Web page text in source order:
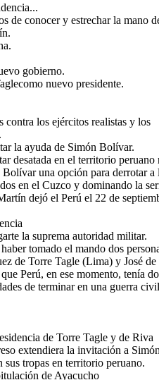
de conocer y estrechar la mano
gobierno.
nuevo presidente.
contra los ejércitos realistas y los
la ayuda de Simón Bolívar.
desatada en el territorio peruano
una opción para derrotar a
en el Cuzco y dominando la
dejó el Perú el 22 de
la suprema autoridad militar.
tomado el mando dos
de Torre Tagle (Lima) y José de
Perú, en ese momento, tenía
de terminar en una guerra
de Torre Tagle y de Riva
extendiera la invitación a
tropas en territorio peruano.
de Ayacucho